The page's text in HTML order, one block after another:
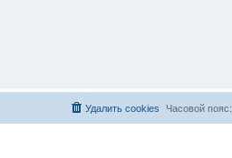
Часовой пояс:
Удалить cookies